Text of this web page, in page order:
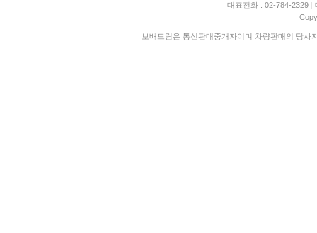
대표전화 : 02-784-2329 |
보배드림은 통신판매중개자이며 차량판매의 당